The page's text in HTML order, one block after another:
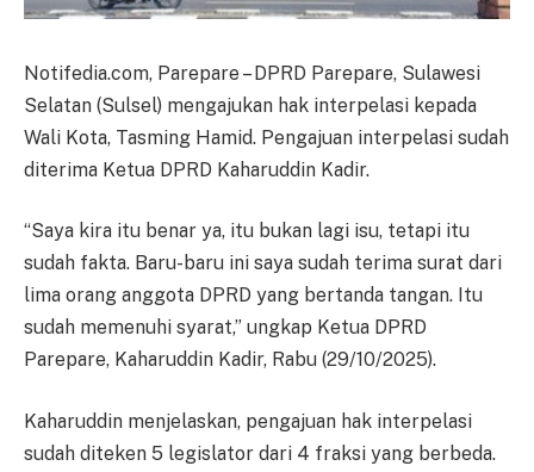
Notifedia.com, Parepare – DPRD Parepare, Sulawesi
Selatan (Sulsel) mengajukan hak interpelasi kepada
Wali Kota, Tasming Hamid. Pengajuan interpelasi sudah
diterima Ketua DPRD Kaharuddin Kadir.
“Saya kira itu benar ya, itu bukan lagi isu, tetapi itu
sudah fakta. Baru-baru ini saya sudah terima surat dari
lima orang anggota DPRD yang bertanda tangan. Itu
sudah memenuhi syarat,” ungkap Ketua DPRD
Parepare, Kaharuddin Kadir, Rabu (29/10/2025).
Kaharuddin menjelaskan, pengajuan hak interpelasi
sudah diteken 5 legislator dari 4 fraksi yang berbeda.